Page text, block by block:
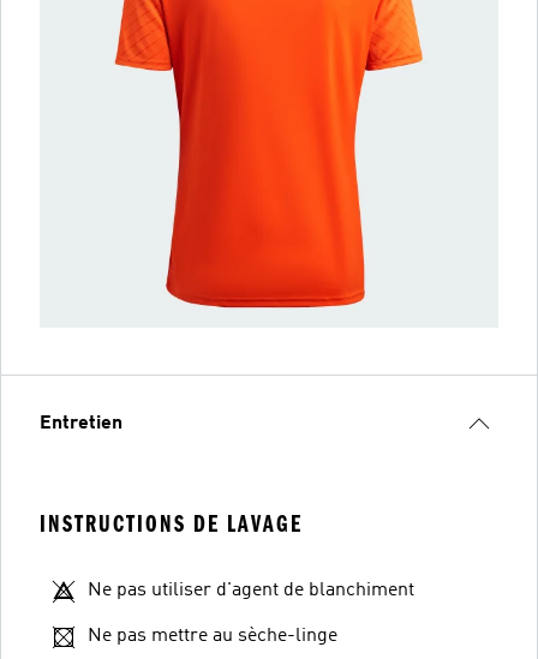
Entretien
INSTRUCTIONS DE LAVAGE
Ne pas utiliser d'agent de blanchiment
Ne pas mettre au sèche-linge